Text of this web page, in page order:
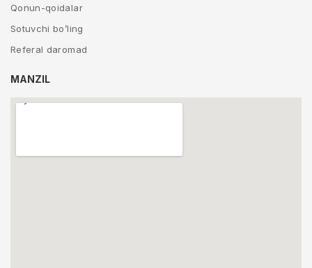
Qonun-qoidalar
Sotuvchi bo’ling
Referal daromad
MANZIL